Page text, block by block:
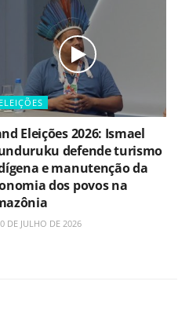
ELEIÇÕES
Eleições 2026: Ismael
defende turismo
e manutenção da
dos povos na
DE JULHO DE 2026